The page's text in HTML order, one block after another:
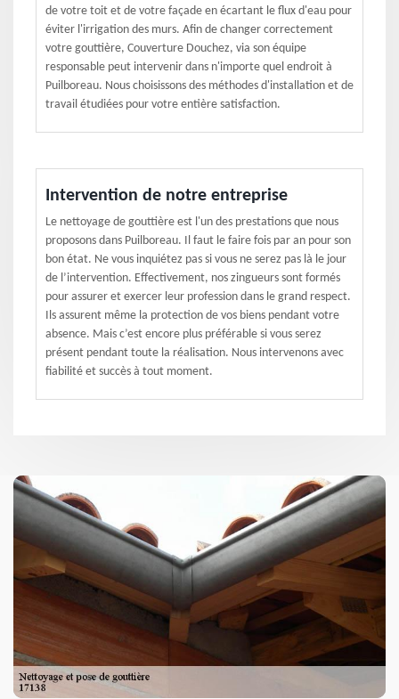
de votre toit et de votre façade en écartant le flux d'eau pour
éviter l'irrigation des murs. Afin de changer correctement
votre gouttière, Couverture Douchez, via son équipe
responsable peut intervenir dans n'importe quel endroit à
Puilboreau. Nous choisissons des méthodes d'installation et de
travail étudiées pour votre entière satisfaction.
Intervention de notre entreprise
Le nettoyage de gouttière est l'un des prestations que nous
proposons dans Puilboreau. Il faut le faire fois par an pour son
bon état. Ne vous inquiétez pas si vous ne serez pas là le jour
de l’intervention. Effectivement, nos zingueurs sont formés
pour assurer et exercer leur profession dans le grand respect.
Ils assurent même la protection de vos biens pendant votre
absence. Mais c’est encore plus préférable si vous serez
présent pendant toute la réalisation. Nous intervenons avec
fiabilité et succès à tout moment.